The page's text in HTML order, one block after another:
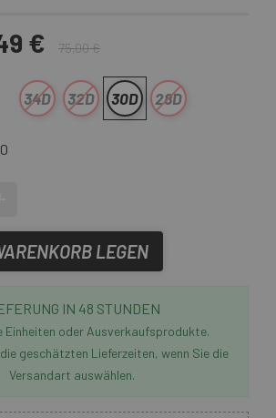
€ 75,00 €
34D 32D 30D 28D
LEGEN
IN 48 STUNDEN
Einheiten oder Ausverkaufsprodukte.
geschätzten Lieferzeiten, wenn Sie die
Versandart auswählen.